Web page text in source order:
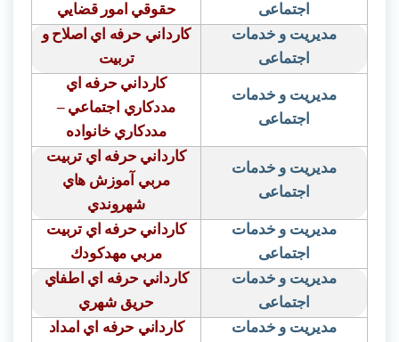
اجتماعی
حقوقي امور قضايي
مدیریت و خدمات
اجتماعی
كارداني حرفه اي اصلاح و
تربيت
مدیریت و خدمات
اجتماعی
كارداني حرفه اي
مددكاري اجتماعي –
مددكاري خانواده
مدیریت و خدمات
اجتماعی
كارداني حرفه اي تربيت
مربي آموزش هاي
شهروندي
مدیریت و خدمات
اجتماعی
كارداني حرفه اي تربيت
مربي مهدكودك
مدیریت و خدمات
اجتماعی
كارداني حرفه اي اطفاي
حريق شهري
مدیریت و خدمات
كارداني حرفه اي امداد